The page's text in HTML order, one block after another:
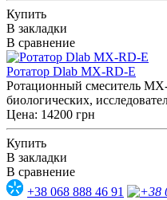
Купить
В закладки
В сравнение
Ротатор Dlab MX-RD-E
Ротационный смеситель
биологических,
Цена: 14200 грн
Купить
В закладки
В сравнение
+38 068 888 46 91